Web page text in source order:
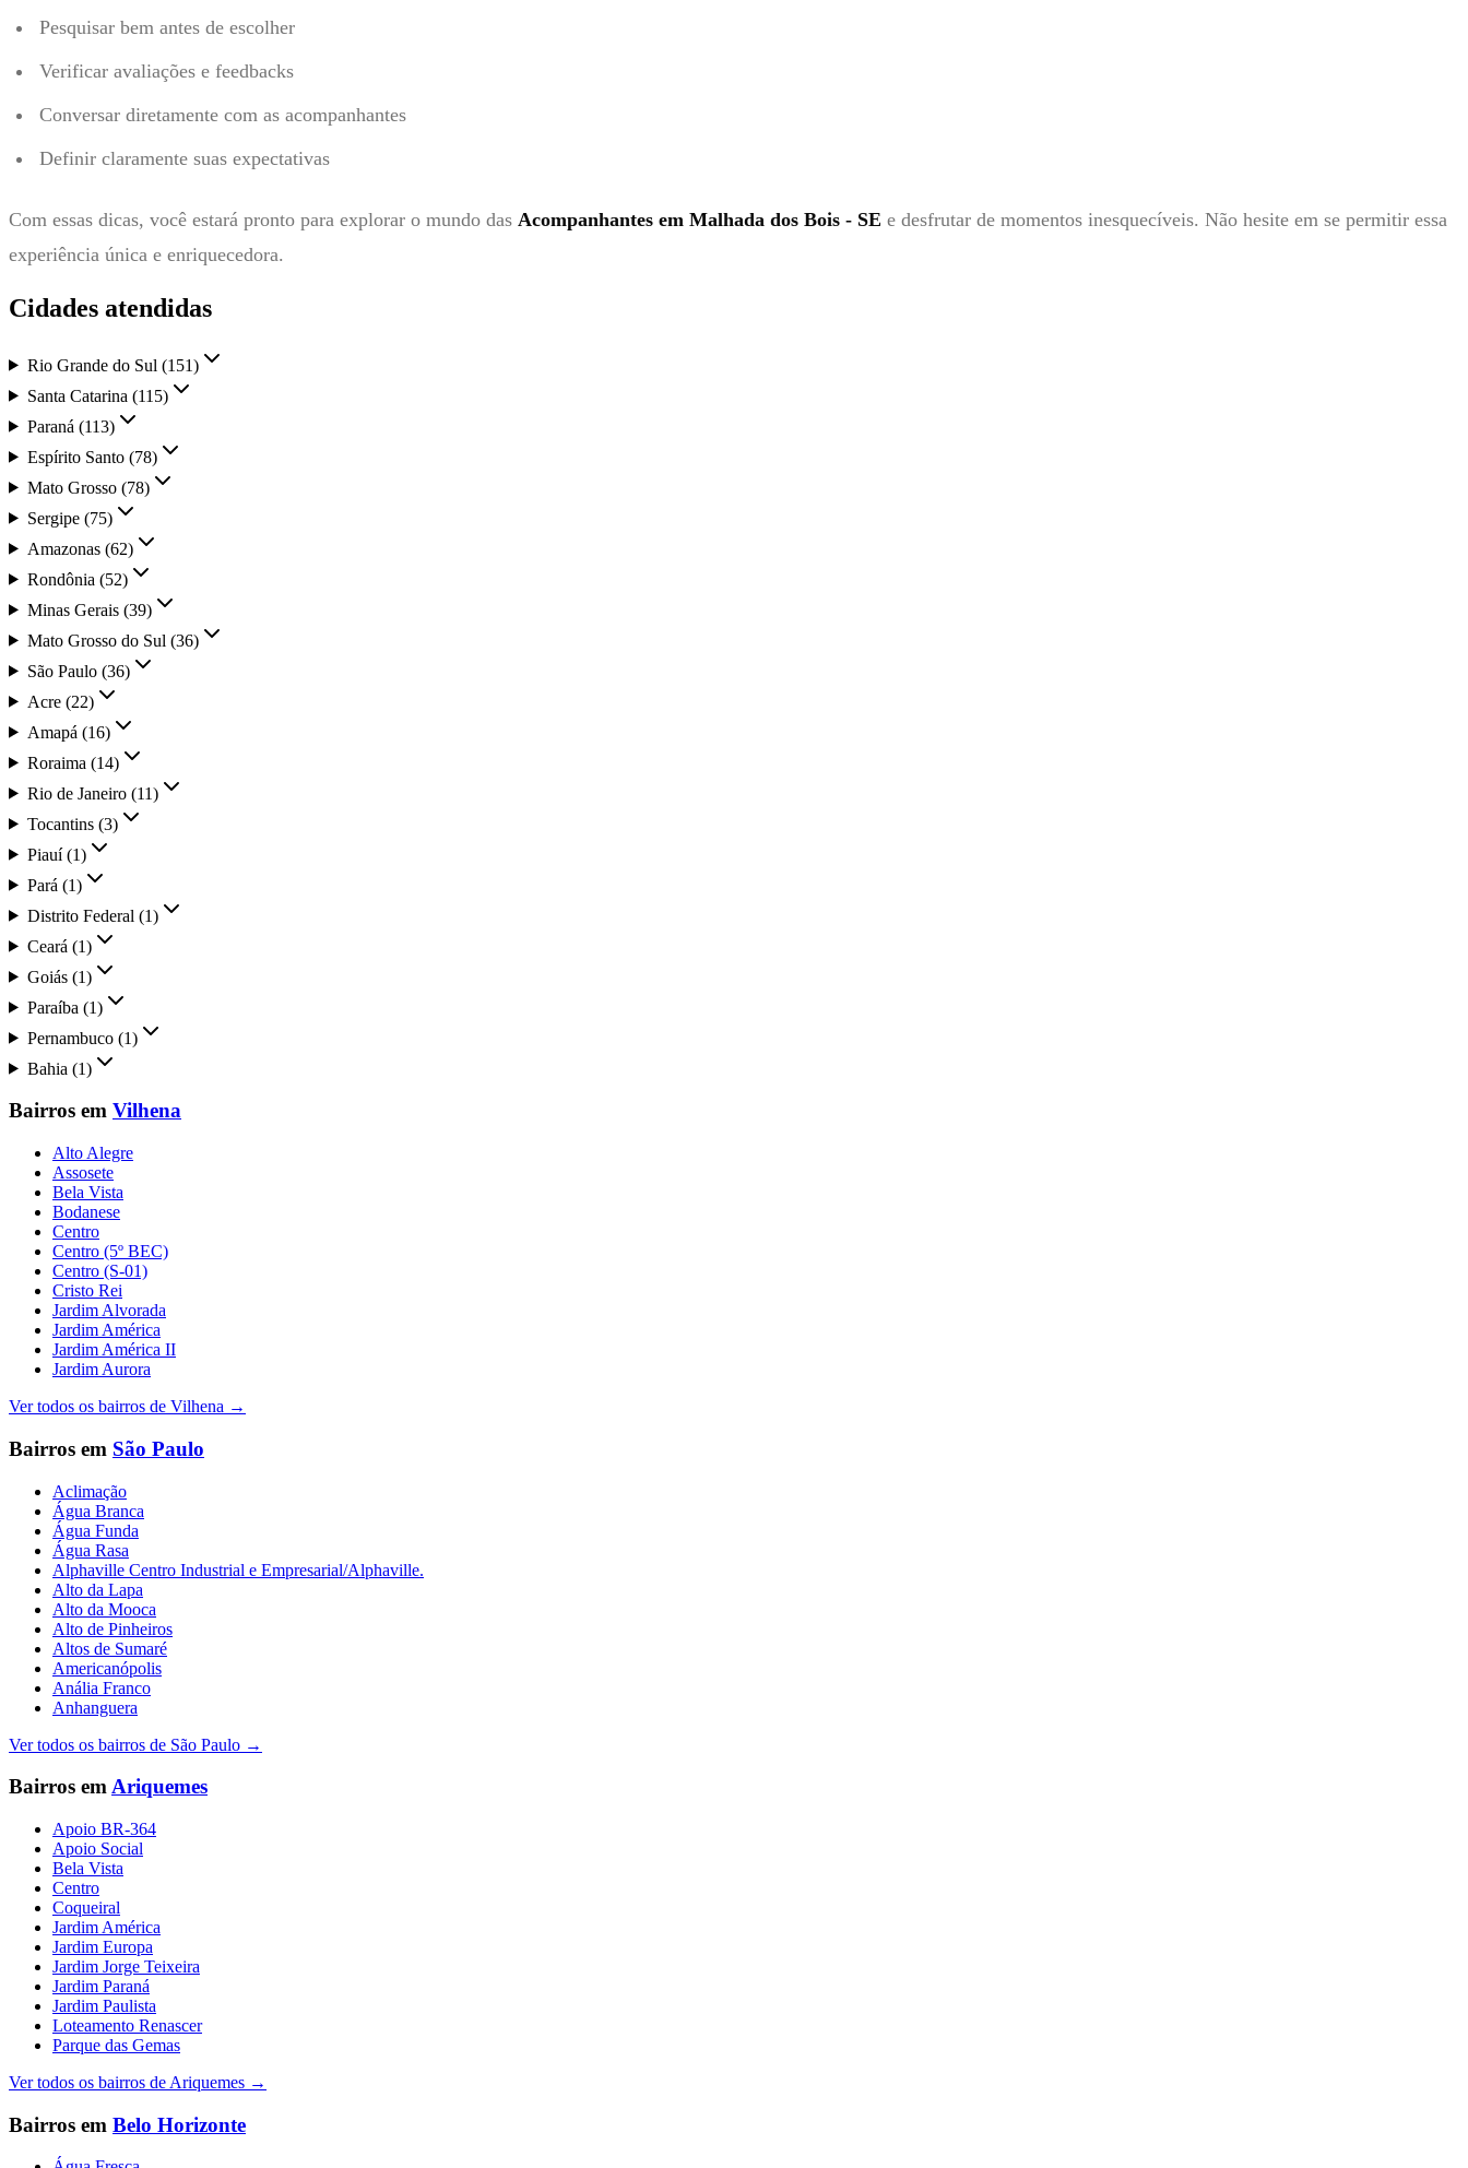
Pesquisar bem antes de escolher
Verificar avaliações e feedbacks
Conversar diretamente com as acompanhantes
Definir claramente suas expectativas
Com essas dicas, você estará pronto para explorar o mundo das Acompanhantes em Malhada dos Bois - SE e desfrutar de momentos inesquecíveis. Não hesite em se permitir essa
experiência única e enriquecedora.
Cidades atendidas
Rio Grande do Sul (151)
Santa Catarina (115)
Paraná (113)
Espírito Santo (78)
Mato Grosso (78)
Sergipe (75)
Amazonas (62)
Rondônia (52)
Minas Gerais (39)
Mato Grosso do Sul (36)
São Paulo (36)
Acre (22)
Amapá (16)
Roraima (14)
Rio de Janeiro (11)
Tocantins (3)
Piauí (1)
Pará (1)
Distrito Federal (1)
Ceará (1)
Goiás (1)
Paraíba (1)
Pernambuco (1)
Bahia (1)
Bairros em Vilhena
Alto Alegre
Assosete
Bela Vista
Bodanese
Centro
Centro (5º BEC)
Centro (S-01)
Cristo Rei
Jardim Alvorada
Jardim América
Jardim América II
Jardim Aurora
Ver todos os bairros de Vilhena →
Bairros em São Paulo
Aclimação
Água Branca
Água Funda
Água Rasa
Alphaville Centro Industrial e Empresarial/Alphaville.
Alto da Lapa
Alto da Mooca
Alto de Pinheiros
Altos de Sumaré
Americanópolis
Anália Franco
Anhanguera
Ver todos os bairros de São Paulo →
Bairros emAriquemes
Apoio BR-364
Apoio Social
Bela Vista
Centro
Coqueiral
Jardim América
Jardim Europa
Jardim Jorge Teixeira
Jardim Paraná
Jardim Paulista
Loteamento Renascer
Parque das Gemas
Ver todos os bairros de Ariquemes →
Bairros em Belo Horizonte